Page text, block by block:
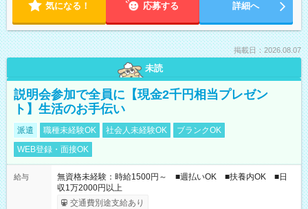
気になる！ 応募する 詳細へ
掲載日：2026.08.07
未読
説明会参加で全員に【現金2千円相当プレゼン
ト】生活のお手伝い
派遣 職種未経験OK 社会人未経験OK
ブランクOK
WEB登録・面接OK
給与
無資格未経験：時給1500円～ ■週払いOK ■扶養内OK ■日
収1万2000円以上
交通費別途支給あり